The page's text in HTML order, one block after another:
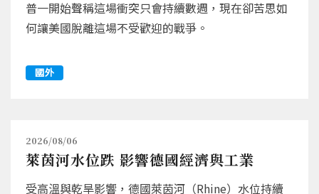
普一開始聲稱這場衝突只會持續數週，現在卻苦思如
何讓美國脫離這場不受歡迎的戰爭。
國外
2026/08/06
萊茵河水位跌 影響德國經濟與工業
受高溫與乾旱影響，德國萊茵河（Rhine）水位持續